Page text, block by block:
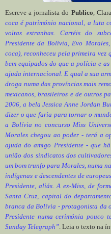
Escreve a jornalista do Publico ,
coca é património nacional, a luta
voltas estranhas. Cartéis do
Presidente da Bolívia, Evo
coca), reconheceu pela primeira vez
bem equipados do que a polícia e
ajuda internacional. E qual a sua
droga numa das províncias mais
mexicanos, brasileiros e de outros
2006, a bela Jessica Anne Jordan
dizer o que faria para tornar o
a Bolívia no concurso Miss
Morales chegou ao poder - terá a
ajuda do amigo Presidente - que
união dos sindicatos dos
um bom trunfo para Morales, numa
indígenas e descendentes de
Presidente, aliás. A ex-Miss, de
Santa Cruz, capital do
branca da Bolívia - protagonista da
Presidente numa cerimónia pouco
Sunday Telegraph” . Leia o texto na